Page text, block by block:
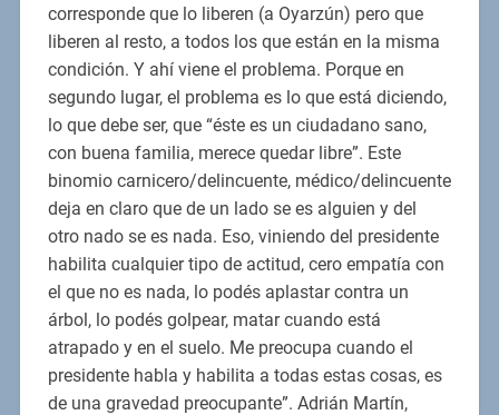
corresponde que lo liberen (a Oyarzún) pero que
liberen al resto, a todos los que están en la misma
condición. Y ahí viene el problema. Porque en
segundo lugar, el problema es lo que está diciendo,
lo que debe ser, que “éste es un ciudadano sano,
con buena familia, merece quedar libre”. Este
binomio carnicero/delincuente, médico/delincuente
deja en claro que de un lado se es alguien y del
otro nado se es nada. Eso, viniendo del presidente
habilita cualquier tipo de actitud, cero empatía con
el que no es nada, lo podés aplastar contra un
árbol, lo podés golpear, matar cuando está
atrapado y en el suelo. Me preocupa cuando el
presidente habla y habilita a todas estas cosas, es
de una gravedad preocupante”. Adrián Martín,